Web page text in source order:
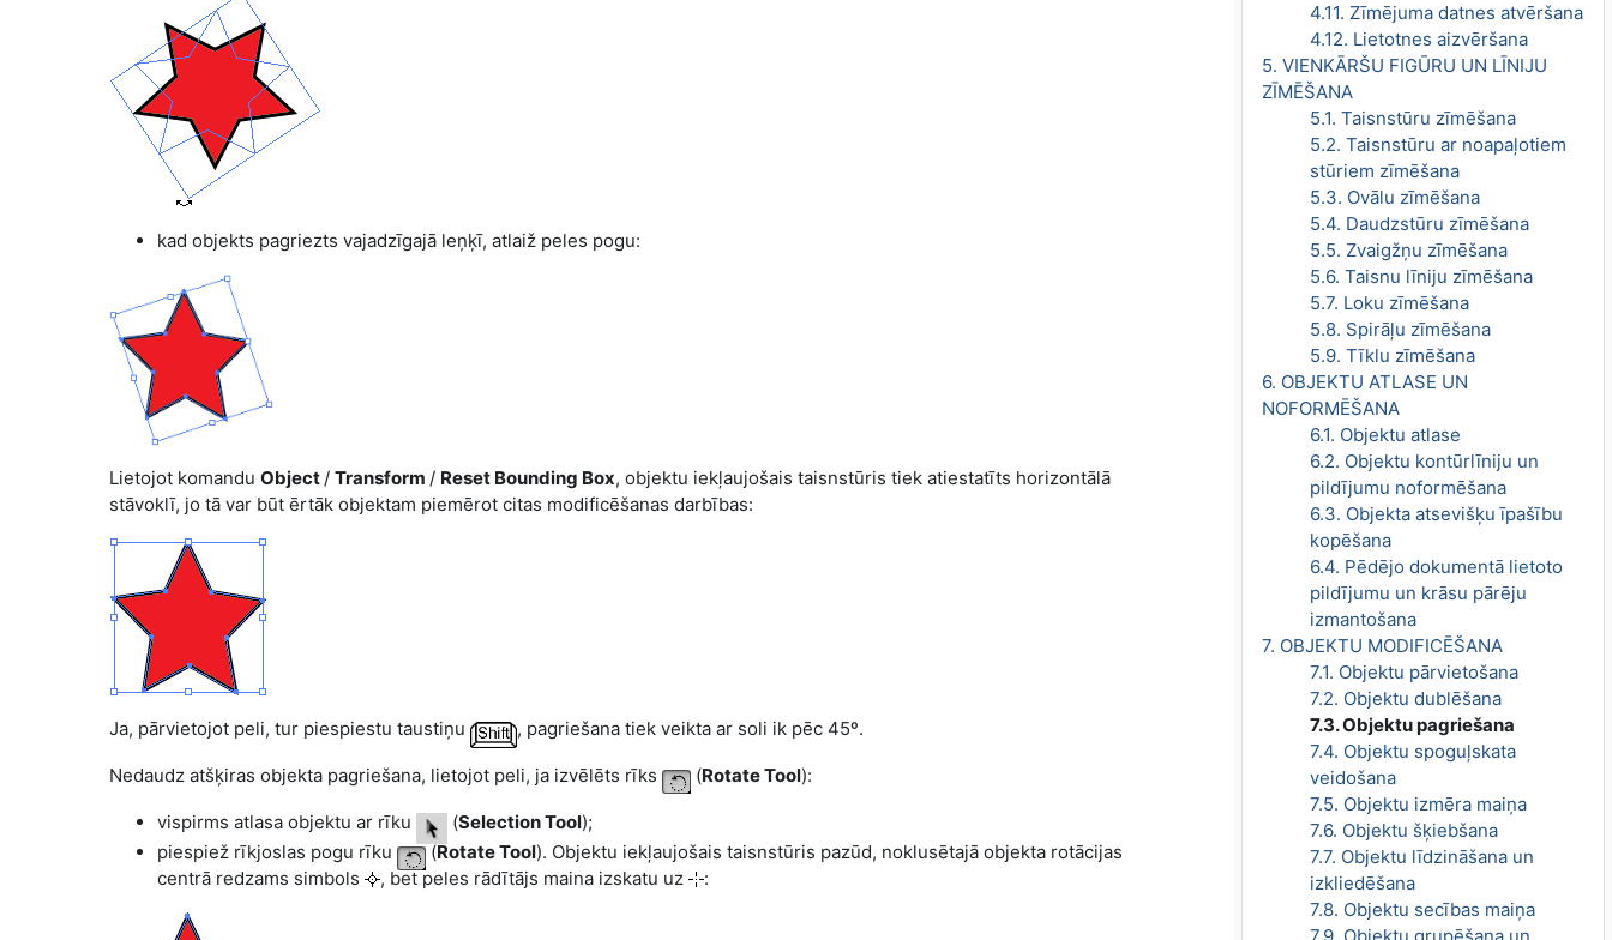
4.11. Zīmējuma datnes atvēršana
4.12. Lietotnes aizvēršana
5. VIENKĀRŠU FIGŪRU UN LĪNIJU
ZĪMĒŠANA
5.1. Taisnstūru zīmēšana
5.2. Taisnstūru ar noapaļotiem
stūriem zīmēšana
5.3. Ovālu zīmēšana
5.4. Daudzstūru zīmēšana
5.5. Zvaigžņu zīmēšana
5.6. Taisnu līniju zīmēšana
5.7. Loku zīmēšana
5.8. Spirāļu zīmēšana
5.9. Tīklu zīmēšana
6. OBJEKTU ATLASE UN
NOFORMĒŠANA
6.1. Objektu atlase
6.2. Objektu kontūrlīniju un
pildījumu noformēšana
6.3. Objekta atsevišķu īpašību
kopēšana
6.4. Pēdējo dokumentā lietoto
pildījumu un krāsu pārēju
izmantošana
7. OBJEKTU MODIFICĒŠANA
7.1. Objektu pārvietošana
7.2. Objektu dublēšana
7.3. Objektu pagriešana
7.4. Objektu spoguļskata
veidošana
7.5. Objektu izmēra maiņa
7.6. Objektu šķiebšana
7.7. Objektu līdzināšana un
izkliedēšana
7.8. Objektu secības maiņa
kad objekts pagriezts vajadzīgajā leņķī, atlaiž peles pogu:
Lietojot komandu Object / Transform / Reset Bounding Box, objektu iekļaujošais taisnstūris tiek atiestatīts horizontālā
stāvoklī, jo tā var būt ērtāk objektam piemērot citas modificēšanas darbības:
Ja, pārvietojot peli, tur piespiestu taustiņu , pagriešana tiek veikta ar soli ik pēc 45º.
Nedaudz atšķiras objekta pagriešana, lietojot peli, ja izvēlēts rīks (Rotate Tool):
vispirms atlasa objektu ar rīku (Selection Tool);
piespiež rīkjoslas pogu rīku
(Rotate Tool). Objektu iekļaujošais taisnstūris pazūd, noklusētajā objekta rotācijas
centrā redzams simbols
, bet peles rādītājs maina izskatu uz :